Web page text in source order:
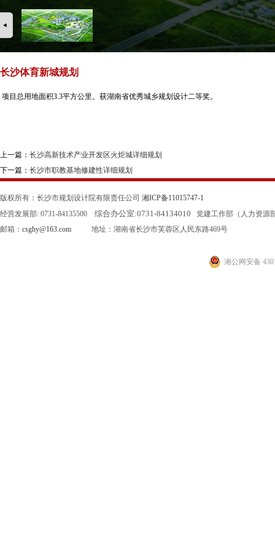
长沙体育新城规划
项目总用地面积3.3平方公里。获湖南省优秀城乡规划设计二等奖。
上一篇： 长沙高新技术产业开发区火炬城详细规划
下一篇： 长沙市职教基地修建性详细规划
版权所有：长沙市规划设计院有限责任公司 湘ICP备11015747-1
经营发展部: 0731-84135500 综合办公室:0731-84134010
党建工作部（人力资源
邮箱： csghy@163.com 地址：湖南省长沙市芙蓉区人民东路469号
湘公网安备